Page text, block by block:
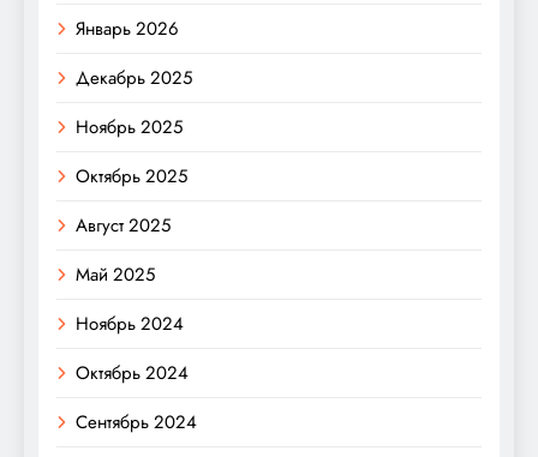
Январь 2026
Декабрь 2025
Ноябрь 2025
Октябрь 2025
Август 2025
Май 2025
Ноябрь 2024
Октябрь 2024
Сентябрь 2024